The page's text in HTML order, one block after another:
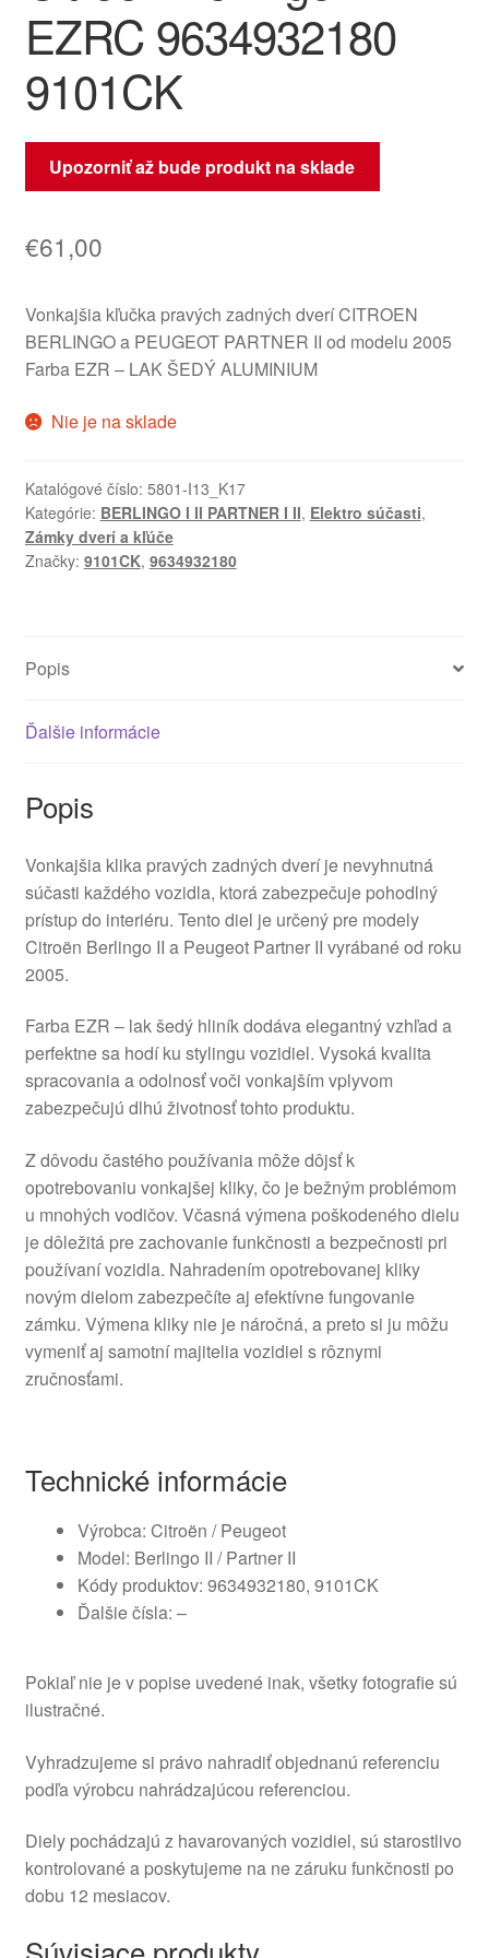
EZRC 9634932180
9101CK
Upozorniť až bude produkt na sklade
€61,00
Vonkajšia kľučka pravých zadných dverí CITROEN
BERLINGO a PEUGEOT PARTNER II od modelu 2005
Farba EZR – LAK ŠEDÝ ALUMINIUM
Nie je na sklade
Katalógové číslo: 5801-I13_K17
Kategórie: BERLINGO I II PARTNER I II, Elektro súčasti,
Zámky dverí a kľúče
Značky: 9101CK, 9634932180
Popis
Ďalšie informácie
Popis
Vonkajšia klika pravých zadných dverí je nevyhnutná
súčasti každého vozidla, ktorá zabezpečuje pohodlný
prístup do interiéru. Tento diel je určený pre modely
Citroën Berlingo II a Peugeot Partner II vyrábané od roku
2005.
Farba EZR – lak šedý hliník dodáva elegantný vzhľad a
perfektne sa hodí ku stylingu vozidiel. Vysoká kvalita
spracovania a odolnosť voči vonkajším vplyvom
zabezpečujú dlhú životnosť tohto produktu.
Z dôvodu častého používania môže dôjsť k
opotrebovaniu vonkajšej kliky, čo je bežným problémom
u mnohých vodičov. Včasná výmena poškodeného dielu
je dôležitá pre zachovanie funkčnosti a bezpečnosti pri
používaní vozidla. Nahradením opotrebovanej kliky
novým dielom zabezpečíte aj efektívne fungovanie
zámku. Výmena kliky nie je náročná, a preto si ju môžu
vymeniť aj samotní majitelia vozidiel s rôznymi
zručnosťami.
Technické informácie
Výrobca: Citroën / Peugeot
Model: Berlingo II / Partner II
Kódy produktov: 9634932180, 9101CK
Ďalšie čísla: –
Pokiaľ nie je v popise uvedené inak, všetky fotografie sú
ilustračné.
Vyhradzujeme si právo nahradiť objednanú referenciu
podľa výrobcu nahrádzajúcou referenciou.
Diely pochádzajú z havarovaných vozidiel, sú starostlivo
kontrolované a poskytujeme na ne záruku funkčnosti po
dobu 12 mesiacov.